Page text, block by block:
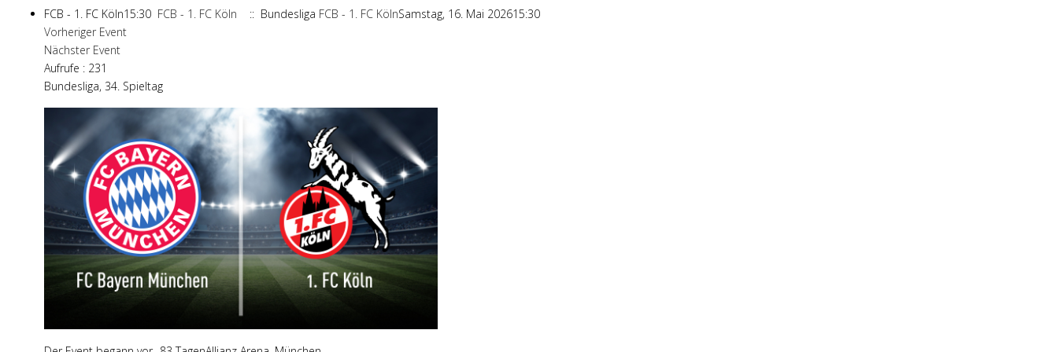
FCB - 1. FC Köln15:30 FCB - 1. FC Köln :: Bundesliga FCB - 1. FC KölnSamstag, 16. Mai 202615:30
Vorheriger Event
Nächster Event
Aufrufe : 231
Bundesliga, 34. Spieltag